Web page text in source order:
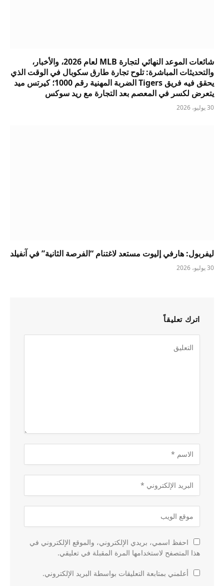
شائعات الموعد النهائي لتجارة MLB لعام 2026، والأخبار،
والتحديثات المباشرة: تلوح تجارة طارق سكوبال في الوقت الذي
يحقق فيه فريق Tigers الضربة المهنية رقم 1000؛ كيرتس ميد
يتعرض لكسر في المعصم بعد التجارة مع ريد سوكس
30 يوليو، 2026
ليفربول: هارفي إليوت مستعد لاغتنام “الفرصة الثانية” في آنفيلد
30 يوليو، 2026
اترك تعليقاً
احفظ اسمي، بريدي الإلكتروني، والموقع الإلكتروني في
هذا المتصفح لاستخدامها المرة المقبلة في تعليقي.
أعلمني بمتابعة التعليقات بواسطة البريد الإلكتروني.